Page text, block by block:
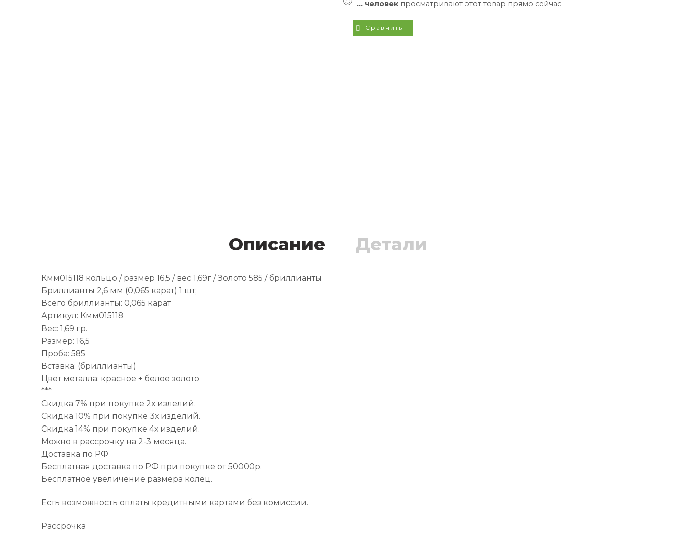
... человек просматривают этот товар прямо сейчас
Сравнить
Описание Детали
Кмм015118 кольцо / размер 16,5 / вес 1,69г / Золото 585 / бриллианты
Бриллианты 2,6 мм (0,065 карат) 1 шт;
Всего бриллианты: 0,065 карат
Артикул: Кмм015118
Вес: 1,69 гр.
Размер: 16,5
Проба: 585
Вставка: (бриллианты)
Цвет металла: красное + белое золото
***
Скидка 7% при покупке 2х излелий.
Скидка 10% при покупке 3х изделий.
Скидка 14% при покупке 4х изделий.
Можно в рассрочку на 2-3 месяца.
Доставка по РФ
Бесплатная доставка по РФ при покупке от 50000р.
Бесплатное увеличение размера колец.
Есть возможность оплаты кредитными картами без комиссии.
Рассрочка